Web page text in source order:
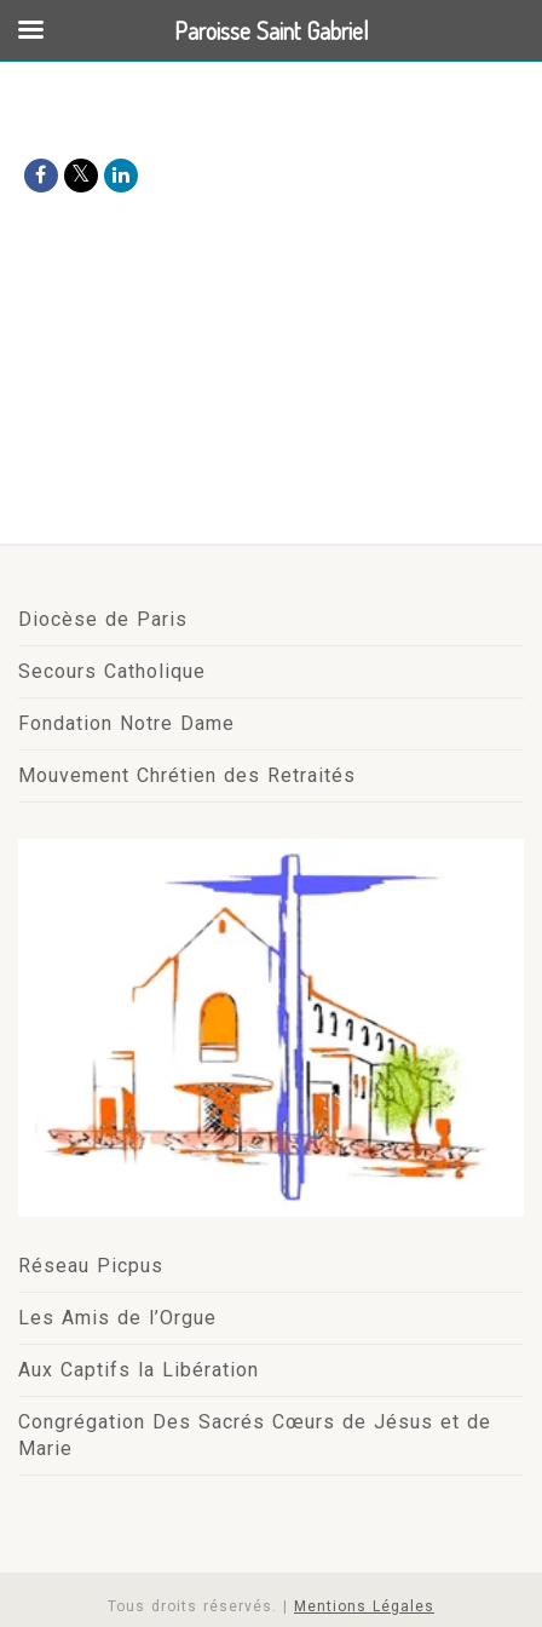
Diocèse de Paris
Secours Catholique
Fondation Notre Dame
Mouvement Chrétien des Retraités
Réseau Picpus
Les Amis de l’Orgue
Aux Captifs la Libération
Congrégation Des Sacrés Cœurs de Jésus et de
Marie
Tous droits réservés. | Mentions Légales
Paroisse Saint Gabriel